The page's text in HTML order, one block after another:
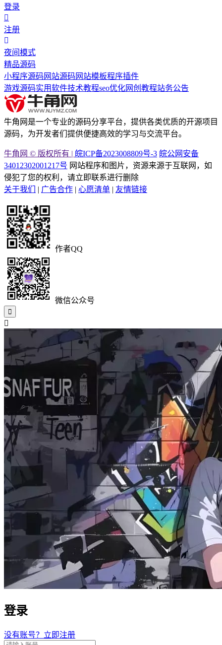
登录
注册
夜间模式
精品源码
小程序源码 网站源码 网站模板程序插件
游戏源码实用软件技术教程seo优化网创教程站务公告
牛角网是一个专业的源码分享平台，提供各类优质的开源项目
源码，为开发者们提供便捷高效的学习与交流平台。
牛角网 © 版权所有 | 皖ICP备2023008809号-3 皖公网安备
34012302001217号 网站程序和图片，资源来源于互联网，如
侵犯了您的权利，请立即联系进行删除
关于我们
| 广告合作 | 心愿清单 | 友情链接
作者QQ
微信公众号
登录
没有账号？立即注册